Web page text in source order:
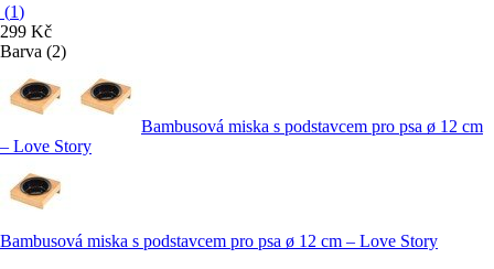
(1)
299 Kč
Barva (2)
Bambusová miska s podstavcem pro psa ø 12 cm
– Love Story
Bambusová miska s podstavcem pro psa ø 12 cm – Love Story